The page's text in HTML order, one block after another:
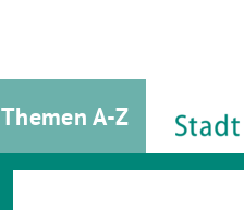
Themen A-Z